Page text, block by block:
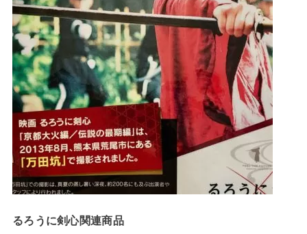
るろうに剣心関連商品